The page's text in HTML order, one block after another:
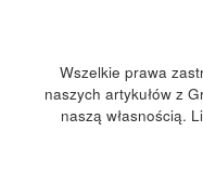
Wszelkie prawa
naszych artykułów z
naszą własnością.